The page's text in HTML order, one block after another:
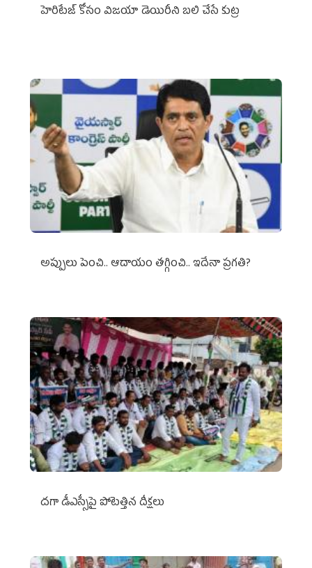
హెరిటేజ్ కోసం విజయా డెయిరీని బలి చేసే కుట్ర‌
అప్పులు పెంచి.. ఆదాయం తగ్గించి.. ఇదేనా ప్రగతి?
దగా డీఎస్సీపై పోటెత్తిన దీక్షలు